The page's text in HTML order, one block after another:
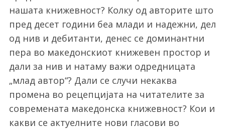
нашата книжевност? Колку од авторите што
пред десет години беа млади и надежни, дел
од нив и дебитанти, денес се доминантни
пера во македонскиот книжевен простор и
дали за нив и натаму важи одредницата
„млад автор“? Дали се случи некаква
промена во рецепцијата на читателите за
современата македонска книжевност? Кои и
какви се актуелните нови гласови во